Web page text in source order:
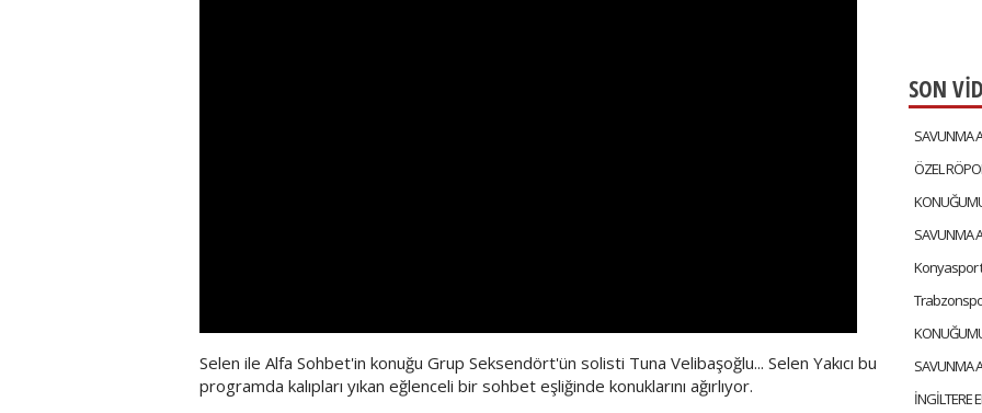
Selen ile Alfa Sohbet'in konuğu Grup Seksendört'ün solisti Tuna Velibaşoğlu... Selen Yakıcı bu
programda kalıpları yıkan eğlenceli bir sohbet eşliğinde konuklarını ağırlıyor.
SON